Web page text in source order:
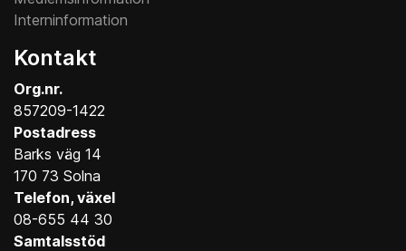
Interninformation
Kontakt
Org.nr.
857209-1422
Postadress
Barks väg 14
170 73 Solna
Telefon, växel
08-655 44 30
Samtalsstöd